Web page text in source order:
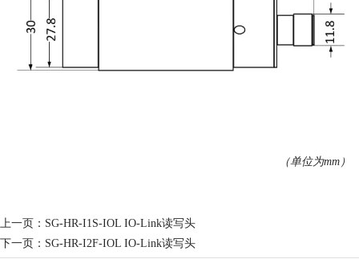
（单位为mm）
上一页： SG-HR-I1S-IOL IO-Link读写头
下一页： SG-HR-I2F-IOL IO-Link读写头